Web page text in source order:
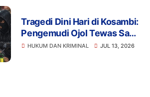
Tragedi Dini Hari di Kosambi:
Pengemudi Ojol Tewas Saat
Istirahat, Motor dan HP Raib
HUKUM DAN KRIMINAL JUL 13, 2026